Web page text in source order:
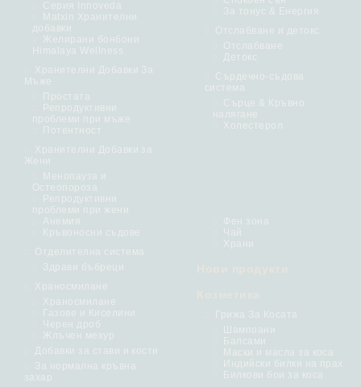
Серия Innoveda
Matxin Хранителни
добавки
Желирани бонбони
Himalaya Wellness
Хранителни Добавки За
Мъже
Простата
Репродуктивни
проблеми при мъже
Потентност
Хранителни Добавки за
Жени
Менопауза и
Остеопороза
Репродуктивни
проблеми при жени
За тонус & Енергия
Отслабване и детокс
Отслабване
Детокс
Сърдечно-съдова
система
Сърце & Кръвно
налягане
Холестерол
Анемия
Кръвоносни съдове
Отделителна система
Здрави бъбреци
Храносмилане
Храносмилане
Газове и Киселини
Черен дроб
Жлъчен мехур
Добавки за стави и кости
За нормална кръвна
захар
Фен зона
Чай
Храни
Грижа За Косата
Шампоани
Балсами
Маски и масла за коса
Индийски билки на прах
Билкови бои за коса